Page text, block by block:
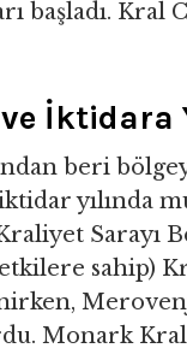
başladı.
İktidara
beri
yılında
Sarayı
sahip)
Monark